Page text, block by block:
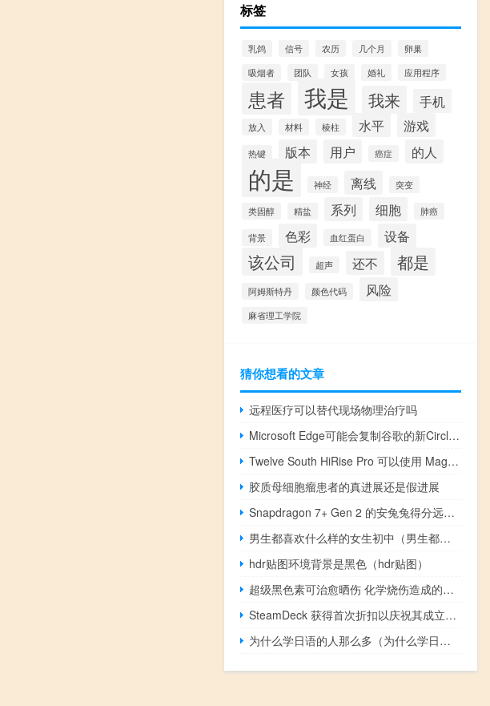
标签
乳鸽 信号 农历 几个月
卵巢
吸烟者
团队 女孩 婚礼 应用程序
患者 我是 我来 手机
放入 材料 棱柱 水平 游戏
热键 版本 用户 癌症 的人
的是 神经 离线 突变
类固醇 精盐 系列 细胞 肺癌
背景 色彩 血红蛋白 设备
该公司 超声 还不 都是
阿姆斯特丹 颜色代码 风险
麻省理工学院
猜你想看的文章
远程医疗可以替代现场物理治疗吗
Microsoft Edge可能会复制谷歌的新Circle to Search功能
Twelve South HiRise Pro 可以使用 MagSafe puck 为您的 iPhone 充电
胶质母细胞瘤患者的真进展还是假进展
Snapdragon 7+ Gen 2 的安兔兔得分远高于其前身
男生都喜欢什么样的女生初中（男生都喜欢什么样的女生）
hdr贴图环境背景是黑色（hdr贴图）
超级黑色素可治愈晒伤 化学烧伤造成的皮肤损伤
SteamDeck 获得首次折扣以庆祝其成立一周年
为什么学日语的人那么多（为什么学日语）